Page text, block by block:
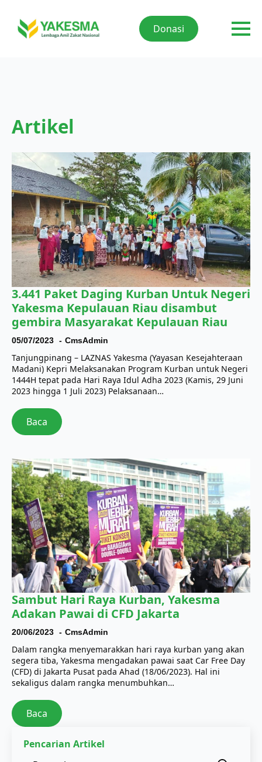
Donasi
Artikel
3.441 Paket Daging Kurban Untuk Negeri
Yakesma Kepulauan Riau disambut
gembira Masyarakat Kepulauan Riau
05/07/2023 CmsAdmin
Tanjungpinang – LAZNAS Yakesma (Yayasan Kesejahteraan
Madani) Kepri Melaksanakan Program Kurban untuk Negeri
1444H tepat pada Hari Raya Idul Adha 2023 (Kamis, 29 Juni
2023 hingga 1 Juli 2023) Pelaksanaan…
Baca
Sambut Hari Raya Kurban, Yakesma
Adakan Pawai di CFD Jakarta
20/06/2023 CmsAdmin
Dalam rangka menyemarakkan hari raya kurban yang akan
segera tiba, Yakesma mengadakan pawai saat Car Free Day
(CFD) di Jakarta Pusat pada Ahad (18/06/2023). Hal ini
sekaligus dalam rangka menumbuhkan…
Baca
Pencarian Artikel